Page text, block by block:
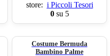
store: i Piccoli Tesori
0su 5
Costume Bermuda
Bambino Palme